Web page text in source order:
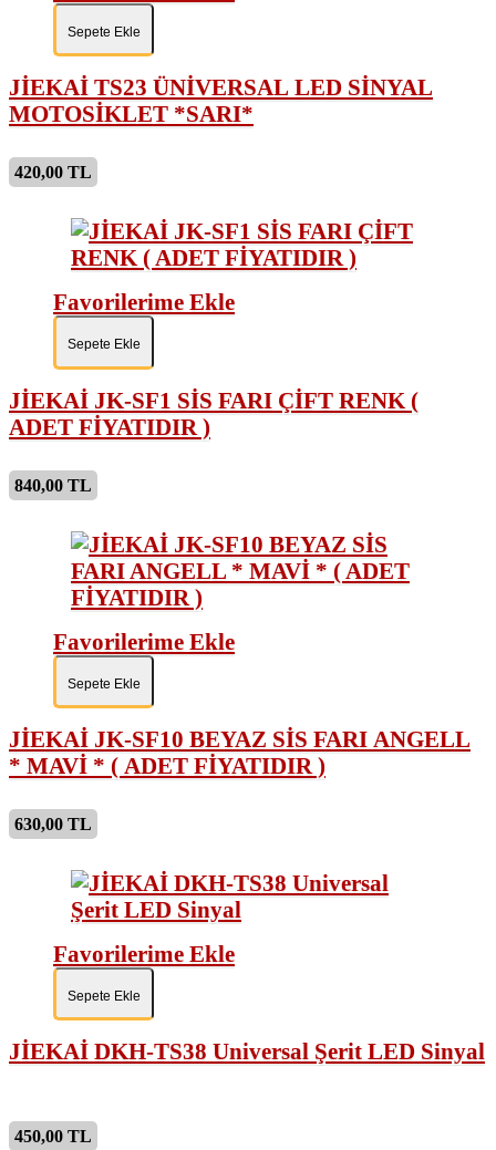
Sepete Ekle
JİEKAİ TS23 ÜNİVERSAL LED SİNYAL
MOTOSİKLET *SARI*
420,00 TL
Favorilerime Ekle
Sepete Ekle
JİEKAİ JK-SF1 SİS FARI ÇİFT RENK (
ADET FİYATIDIR )
840,00 TL
Favorilerime Ekle
Sepete Ekle
JİEKAİ JK-SF10 BEYAZ SİS FARI ANGELL
* MAVİ * ( ADET FİYATIDIR )
630,00 TL
Favorilerime Ekle
Sepete Ekle
JİEKAİ DKH-TS38 Universal Şerit LED Sinyal
450,00 TL